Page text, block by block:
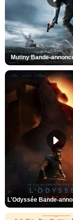
Mutiny Bande-